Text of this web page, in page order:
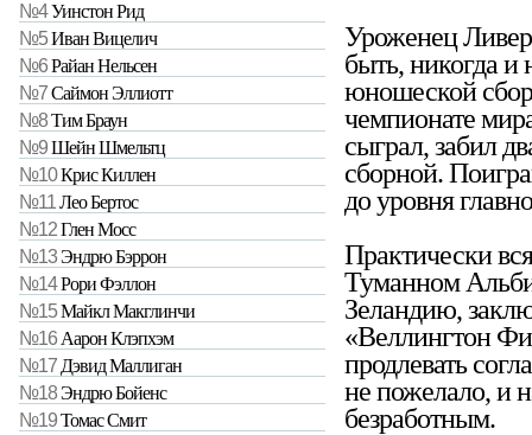
№4Уинстон Рид
№5Иван Вицелич
№6Райан Нельсен
№7Саймон Эллиотт
№8Тим Браун
№9Шейн Шмельтц
№10Крис Киллен
№11Лео Бертос
№12Глен Мосс
№13Эндрю Бэррон
№14Рори Фэллон
№15Майкл Макглинчи
№16 Аарон Клэпхэм
№17 Дэвид Маллиган
№18Эндрю Бойенс
№19Томас Смит
Уроженец
быть, никогда и
юношеской
чемпионате
сыграл, забил
сборной.
до уровня
Практически
Туманном
Зеландию,
«Веллингтон
продлевать
не пожелало, и
безработным.